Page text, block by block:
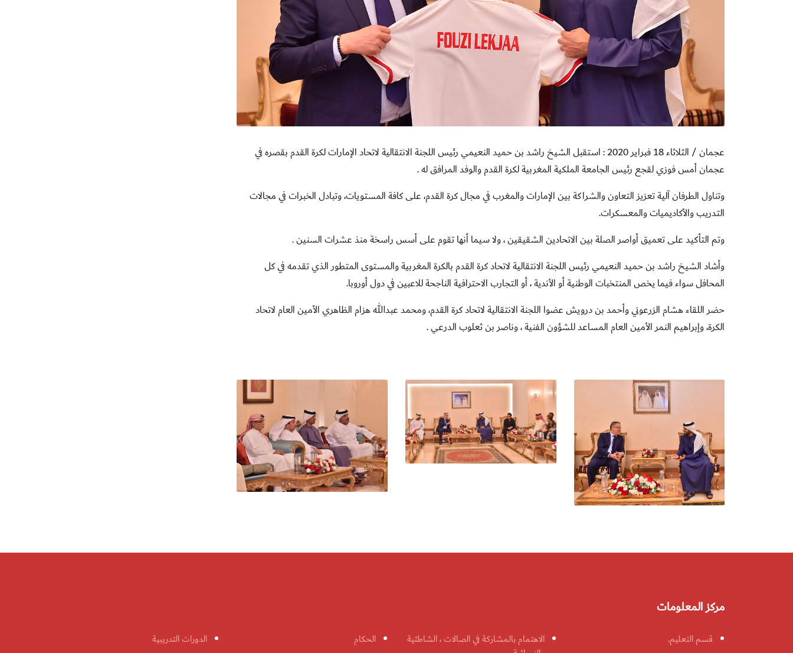
عجمان / الثلاثاء 18 فبراير 2020 : استقبل الشيخ راشد بن حميد النعيمي رئيس اللجنة الانتقالية لاتحاد الإمارات لكرة القدم بقصره في
عجمان أمس فوزي لقجع رئيس الجامعة الملكية المغربية لكرة القدم والوفد المرافق له.
وتناول الطرفان آلية تعزيز التعاون والشراكة بين الإمارات والمغرب في مجال كرة القدم، على كافة المستويات، وتبادل الخبرات في مجالات
التدريب والأكاديميات والمعسكرات.
وتم التأكيد على تعميق أواصر الصلة بين الاتحادين الشقيقين ، ولا سيما أنها تقوم على أسس راسخة منذ عشرات السنين.
وأشاد الشيخ راشد بن حميد النعيمي رئيس اللجنة الانتقالية لاتحاد كرة القدم بالكرة المغربية والمستوى المتطور الذي تقدمه في كل
المحافل سواء فيما يخص المنتخبات الوطنية أو الأندية ، أو التجارب الاحترافية الناجحة للاعبين في دول أوروبا.
حضر اللقاء هشام الزرعوني وأحمد بن درويش عضوا اللجنة الانتقالية لاتحاد كرة القدم، ومحمد عبدالله هزام الظاهري الأمين العام لاتحاد
الكرة، وإبراهيم النمر الأمين العام المساعد للشؤون الفنية ، وناصر بن ثعلوب الدرعي.
مركز المعلومات
قسم التعليم.
الاهتمام بالمشاركة في الصالات ، الشاطئية
الحكام الدورات التدريبية